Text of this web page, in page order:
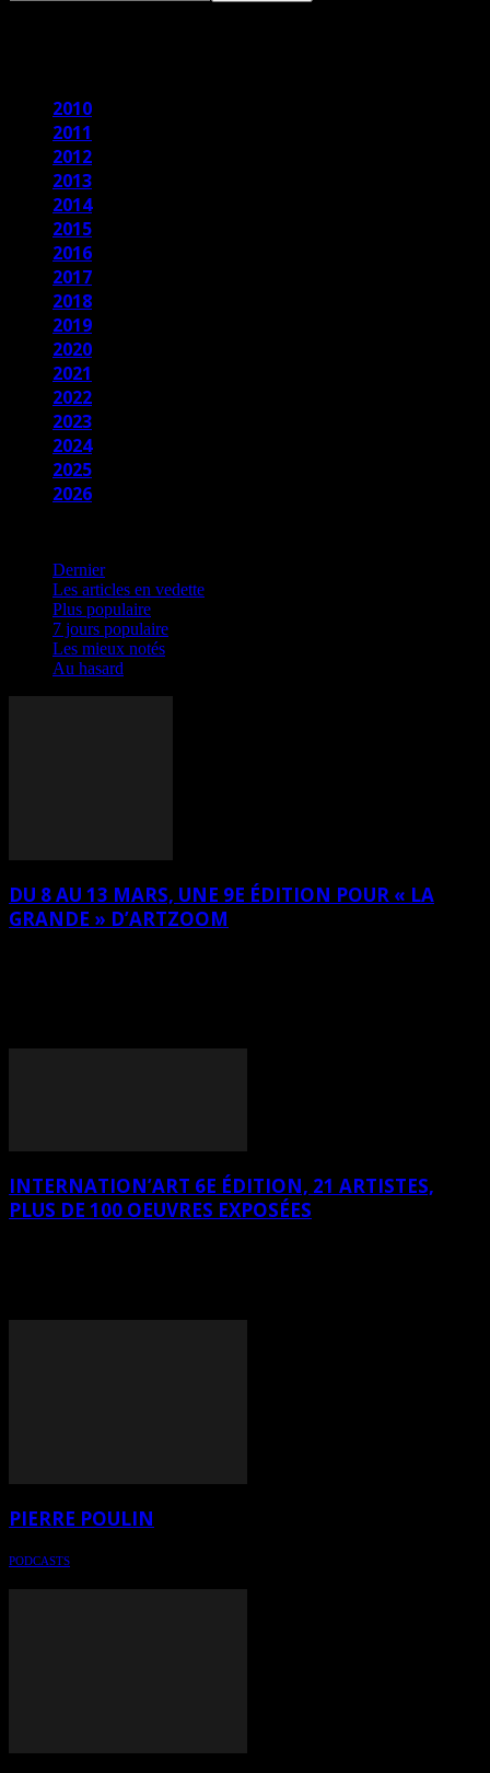
2010
2011
2012
2013
2014
2015
2016
2017
2018
2019
2020
2021
2022
2023
2024
2025
2026
Dernier
Les articles en vedette
Plus populaire
7 jours populaire
Les mieux notés
Au hasard
DU 8 AU 13 MARS, UNE 9E ÉDITION POUR « LA
GRANDE » D’ARTZOOM
INTERNATION’ART 6E ÉDITION, 21 ARTISTES,
PLUS DE 100 OEUVRES EXPOSÉES
PIERRE POULIN
PODCASTS